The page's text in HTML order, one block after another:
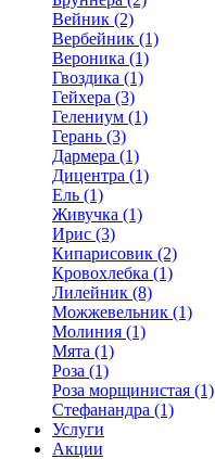
Вейник (2)
Вербейник (1)
Вероника (1)
Гвоздика (1)
Гейхера (3)
Гелениум (1)
Герань (3)
Дармера (1)
Дицентра (1)
Ель (1)
Живучка (1)
Ирис (3)
Кипарисовик (2)
Кровохлебка (1)
Лилейник (8)
Можжевельник (1)
Молиния (1)
Мята (1)
Роза (1)
Роза морщинистая (1)
Стефанандра (1)
Услуги
Акции